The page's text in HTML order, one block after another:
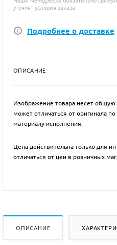
уточнят условия заказа
Подробнее о доставке
ОПИСАНИЕ
Изображение товара несет
может отличаться от оригинала
материалу исполнения.
Цена действительна только для
отличаться от цен в розничных
ОПИСАНИЕ